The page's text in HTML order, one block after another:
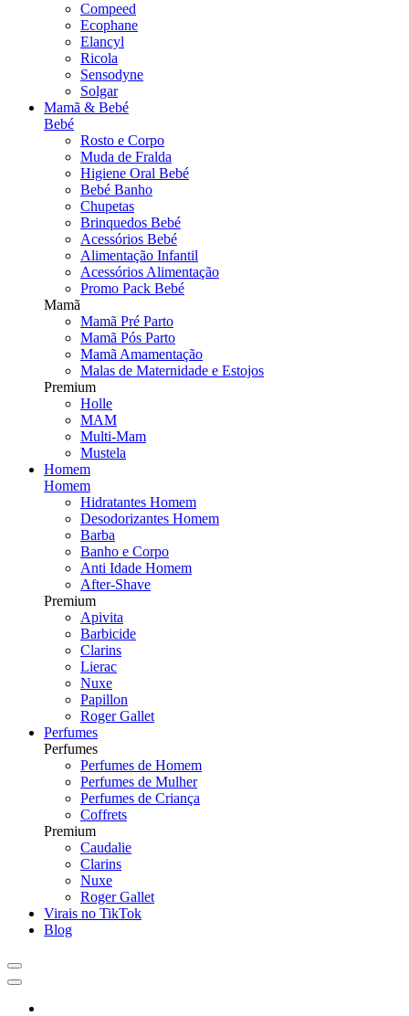
Compeed
Ecophane
Elancyl
Ricola
Sensodyne
Solgar
Mamã & Bebé
Bebé
Rosto e Corpo
Muda de Fralda
Higiene Oral Bebé
Bebé Banho
Chupetas
Brinquedos Bebé
Acessórios Bebé
Alimentação Infantil
Acessórios Alimentação
Promo Pack Bebé
Mamã
Mamã Pré Parto
Mamã Pós Parto
Mamã Amamentação
Malas de Maternidade e Estojos
Premium
Holle
MAM
Multi-Mam
Mustela
Homem
Homem
Hidratantes Homem
Desodorizantes Homem
Barba
Banho e Corpo
Anti Idade Homem
After-Shave
Premium
Apivita
Barbicide
Clarins
Lierac
Nuxe
Papillon
Roger Gallet
Perfumes
Perfumes
Perfumes de Homem
Perfumes de Mulher
Perfumes de Criança
Coffrets
Premium
Caudalie
Clarins
Nuxe
Roger Gallet
Virais no TikTok
Blog